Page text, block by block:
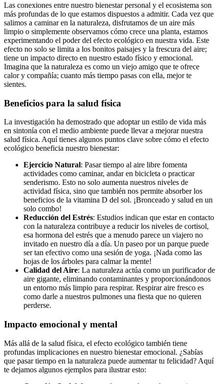
Las conexiones entre nuestro bienestar personal y el ecosistema son
más profundas de lo que estamos dispuestos a admitir. Cada vez que
salimos a caminar en la naturaleza, disfrutamos de un aire más
limpio o simplemente observamos cómo crece una planta, estamos
experimentando el poder del efecto ecológico en nuestra vida. Este
efecto no solo se limita a los bonitos paisajes y la frescura del aire;
tiene un impacto directo en nuestro estado físico y emocional.
Imagina que la naturaleza es como un viejo amigo que te ofrece
calor y compañía; cuanto más tiempo pasas con ella, mejor te
sientes.
Beneficios para la salud física
La investigación ha demostrado que adoptar un estilo de vida más
en sintonía con el medio ambiente puede llevar a mejorar nuestra
salud física. Aquí tienes algunos puntos clave sobre cómo el efecto
ecológico beneficia nuestro bienestar:
Ejercicio Natural: Pasar tiempo al aire libre fomenta
actividades como caminar, andar en bicicleta o practicar
senderismo. Esto no solo aumenta nuestros niveles de
actividad física, sino que también nos permite absorber los
beneficios de la vitamina D del sol. ¡Bronceado y salud en un
solo combo!
Reducción del Estrés: Estudios indican que estar en contacto
con la naturaleza contribuye a reducir los niveles de cortisol,
esa hormona del estrés que a menudo parece un viajero no
invitado en nuestro día a día. Un paseo por un parque puede
ser tan efectivo como una sesión de yoga. ¡Nada como las
hojas de los árboles para calmar la mente!
Calidad del Aire: La naturaleza actúa como un purificador de
aire gigante, eliminando contaminantes y proporcionándonos
un entorno más limpio para respirar. Respirar aire fresco es
como darle a nuestros pulmones una fiesta que no quieren
perderse.
Impacto emocional y mental
Más allá de la salud física, el efecto ecológico también tiene
profundas implicaciones en nuestro bienestar emocional. ¿Sabías
que pasar tiempo en la naturaleza puede aumentar tu felicidad? Aquí
te dejamos algunos ejemplos para ilustrar esto: